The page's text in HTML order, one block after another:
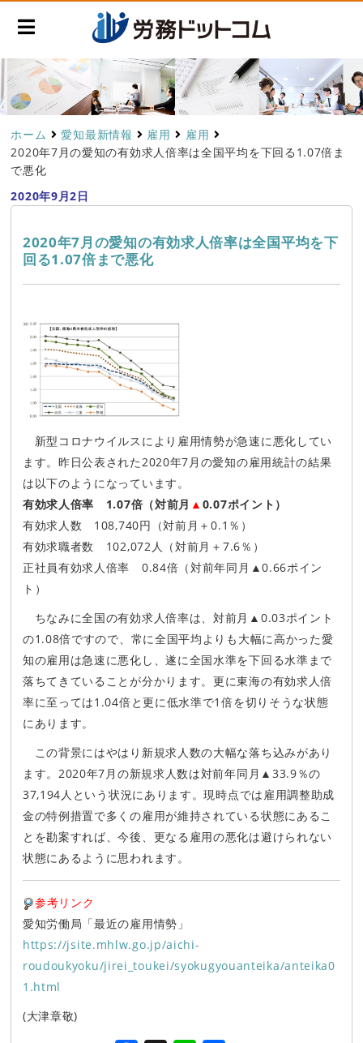
ホーム 愛知最新情報 雇用
雇用
2020年7月の愛知の有効求人倍率は全国平均を下回る1.07倍ま
で悪化
2020年9月2日
2020年7月の愛知の有効求人倍率は全国平均を下
回る1.07倍まで悪化
新型コロナウイルスにより雇用情勢が急速に悪化してい
ます。昨日公表された2020年7月の愛知の雇用統計の結果
は以下のようになっています。
有効求人倍率 1.07倍（対前月 ▲ 0.07ポイント）
有効求人数 108,740円（対前月＋0.1％）
有効求職者数 102,072人（対前月＋7.6％）
正社員有効求人倍率 0.84倍（対前年同月▲0.66ポイン
ト）
ちなみに全国の有効求人倍率は、対前月▲0.03ポイント
の1.08倍ですので、常に全国平均よりも大幅に高かった愛
知の雇用は急速に悪化し、遂に全国水準を下回る水準まで
落ちてきていることが分かります。更に東海の有効求人倍
率に至っては1.04倍と更に低水準で1倍を切りそうな状態
にあります。
この背景にはやはり新規求人数の大幅な落ち込みがあり
ます。2020年7月の新規求人数は対前年同月▲33.9％の
37,194人という状況にあります。現時点では雇用調整助成
金の特例措置で多くの雇用が維持されている状態にあるこ
とを勘案すれば、今後、更なる雇用の悪化は避けられない
状態にあるように思われます。
参考リンク
愛知労働局「最近の雇用情勢」
https://jsite.mhlw.go.jp/aichi-
roudoukyoku/jirei_toukei/syokugyouanteika/anteika0
1.html
(大津章敬)